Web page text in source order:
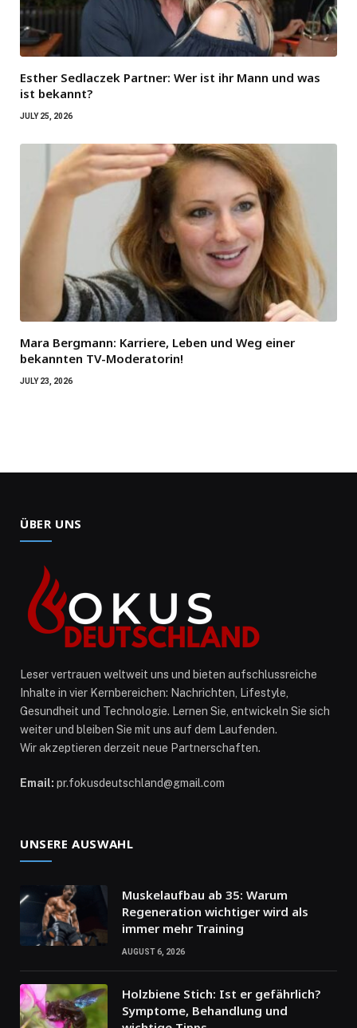
Esther Sedlaczek Partner: Wer ist ihr Mann und was
ist bekannt?
JULY 25, 2026
Mara Bergmann: Karriere, Leben und Weg einer
bekannten TV-Moderatorin!
JULY 23, 2026
ÜBER UNS
Leser vertrauen weltweit uns und bieten aufschlussreiche
Inhalte in vier Kernbereichen: Nachrichten, Lifestyle,
Gesundheit und Technologie. Lernen Sie, entwickeln Sie sich
weiter und bleiben Sie mit uns auf dem Laufenden.
Wir akzeptieren derzeit neue Partnerschaften.
Email: pr.fokusdeutschland@gmail.com
UNSERE AUSWAHL
Muskelaufbau ab 35: Warum
Regeneration wichtiger wird als
immer mehr Training
AUGUST 6, 2026
Holzbiene Stich: Ist er gefährlich?
Symptome, Behandlung und